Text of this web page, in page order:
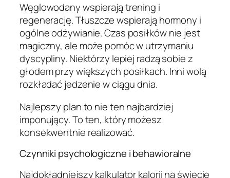
Węglowodany wspierają trening i
regenerację. Tłuszcze wspierają hormony i
ogólne odżywianie. Czas posiłków nie jest
magiczny, ale może pomóc w utrzymaniu
dyscypliny. Niektórzy lepiej radzą sobie z
głodem przy większych posiłkach. Inni wolą
rozkładać jedzenie w ciągu dnia.
Najlepszy plan to nie ten najbardziej
imponujący. To ten, który możesz
konsekwentnie realizować.
Czynniki psychologiczne i behawioralne
Najdokładniejszy kalkulator kalorii na świecie